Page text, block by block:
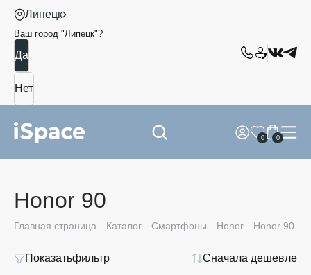
Липецк
Ваш город "Липецк"?
0 0
Honor 90
Главная страница Каталог Смартфоны Honor Honor 90
Показатьфильтр
Сначала дешевле